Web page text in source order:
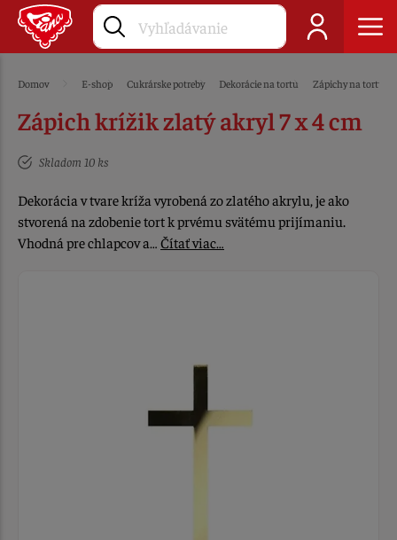
Domov E-shop Cukrárske potreby Dekorácie na tortu Zápichy na tortu
Zápich krížik zlatý akryl 7 x 4 cm
Skladom 10 ks
Dekorácia v tvare kríža vyrobená zo zlatého akrylu, je ako
stvorená na zdobenie tort k prvému svätému prijímaniu.
Vhodná pre chlapcov a… Čítať viac…